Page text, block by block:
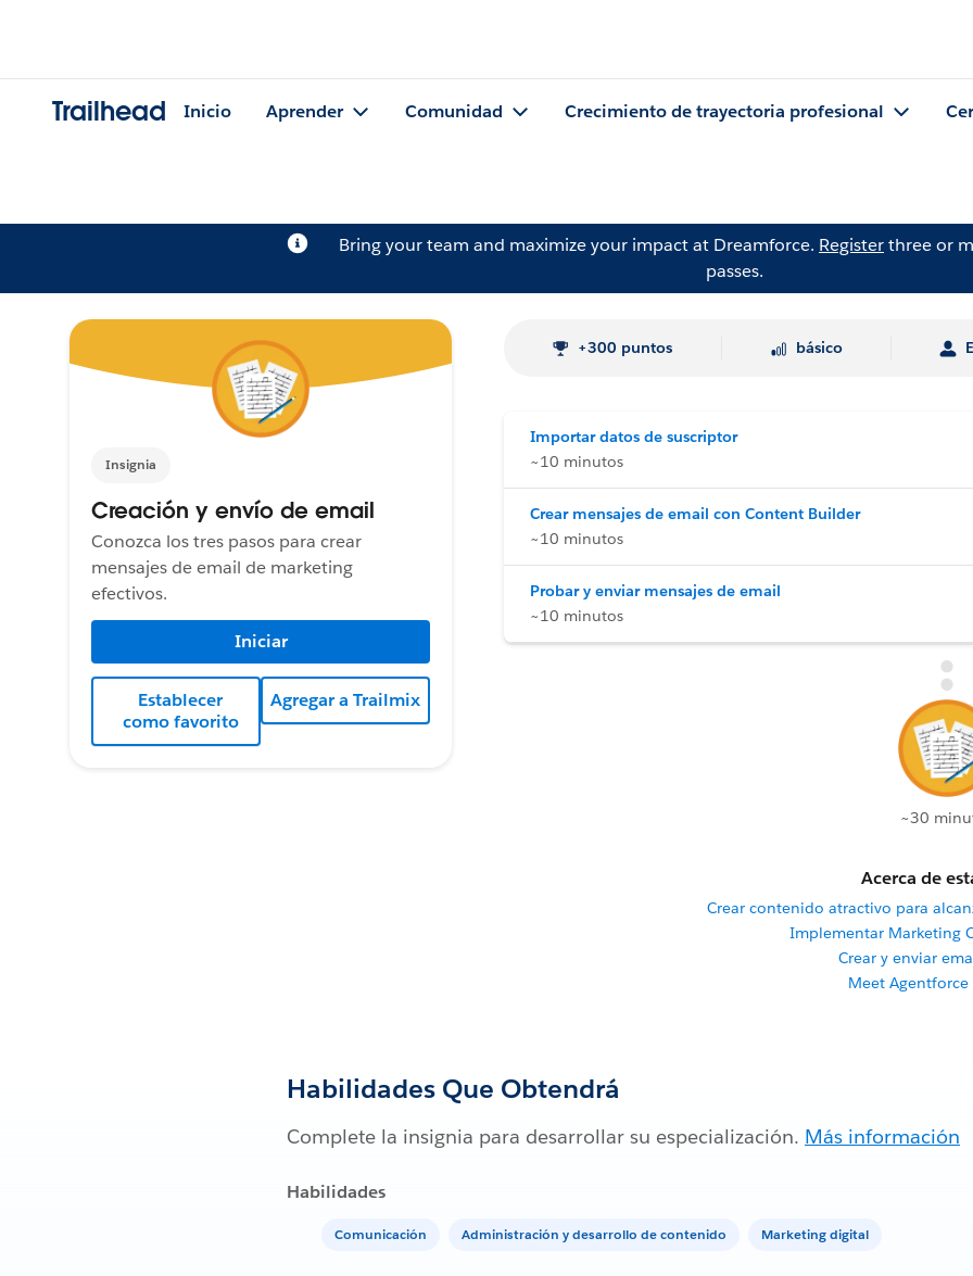
Trailhead Inicio Aprender Comunidad Crecimiento de trayectoria profesional
Bring your team and maximize your impact at Dreamforce. Registerthree or
passes.
Insignia
Creación y envío de email
Conozca los tres pasos para crear
mensajes de email de marketing
efectivos.
Iniciar
Establecer
como favorito
Agregar a Trailmix
+300 puntos básico
Importar datos de suscriptor
~10 minutos
Crear mensajes de email con Content Builder
~10 minutos
Probar y enviar mensajes de email
~10 minutos
~30
Acerca de
Crear contenido atractivo para
Implementar Marketing
Crear y enviar
Meet
Habilidades Que Obtendrá
Complete la insignia para desarrollar su especialización. Más información
Habilidades
Comunicación Administración y desarrollo de contenido Marketing digital